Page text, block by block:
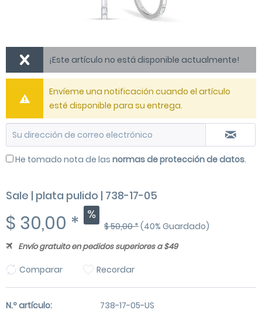
¡Este artículo no está disponible actualmente!
Envíeme una notificación cuando el artículo
esté disponible para su entrega.
He tomado nota de las normas de protección de datos.
Sale | plata pulido | 738-17-05
$ 30,00 * $ 50,00 *(40% Guardado)
Envío gratuito en pedidos superiores a $49
Comparar Recordar
N.º artículo: 738-17-05-US